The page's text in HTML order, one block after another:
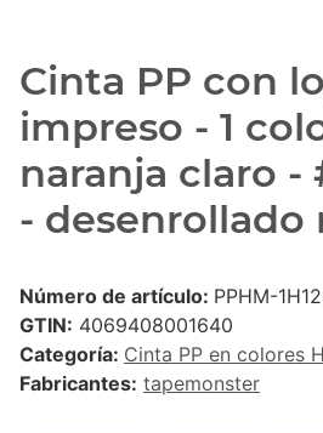
Cinta PP con
impreso - 1
naranja claro -
- desenrollado
Número de artículo: PPHM-
GTIN: 4069408001640
Categoría: Cinta PP en colores
Fabricantes: tapemonster